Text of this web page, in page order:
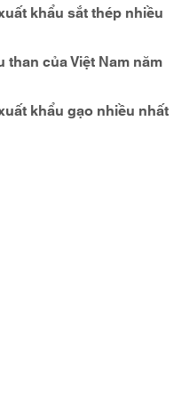
khẩu sắt thép nhiều
của Việt Nam năm
khẩu gạo nhiều nhất